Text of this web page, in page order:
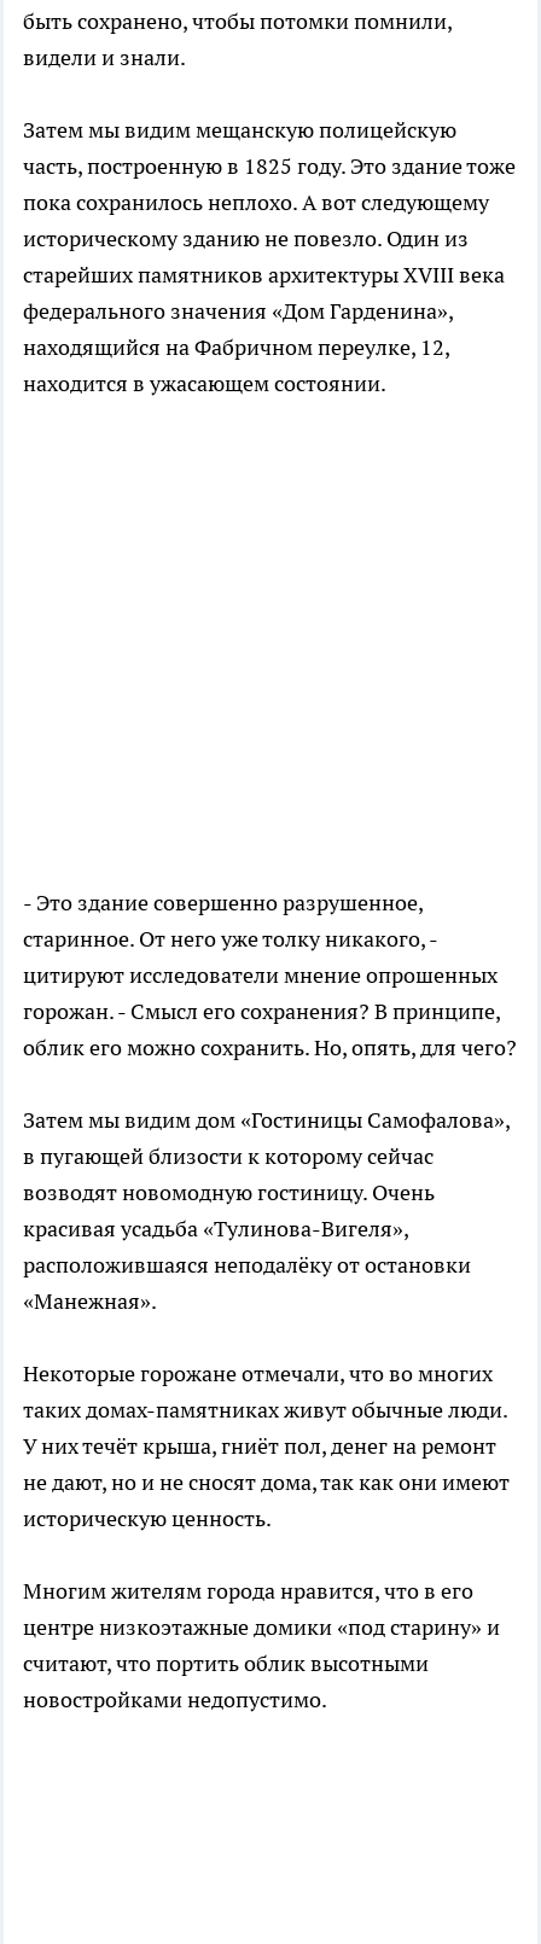
быть сохранено, чтобы потомки помнили,
видели и знали.
Затем мы видим мещанскую полицейскую
часть, построенную в 1825 году. Это здание тоже
пока сохранилось неплохо. А вот следующему
историческому зданию не повезло. Один из
старейших памятников архитектуры XVIII века
федерального значения «Дом Гарденина»,
находящийся на Фабричном переулке, 12,
находится в ужасающем состоянии.
- Это здание совершенно разрушенное,
старинное. От него уже толку никакого, -
цитируют исследователи мнение опрошенных
горожан. - Смысл его сохранения? В принципе,
облик его можно сохранить. Но, опять, для чего?
Затем мы видим дом «Гостиницы Самофалова»,
в пугающей близости к которому сейчас
возводят новомодную гостиницу. Очень
красивая усадьба «Тулинова-Вигеля»,
расположившаяся неподалёку от остановки
«Манежная».
Некоторые горожане отмечали, что во многих
таких домах-памятниках живут обычные люди.
У них течёт крыша, гниёт пол, денег на ремонт
не дают, но и не сносят дома, так как они имеют
историческую ценность.
Многим жителям города нравится, что в его
центре низкоэтажные домики «под старину» и
считают, что портить облик высотными
новостройками недопустимо.